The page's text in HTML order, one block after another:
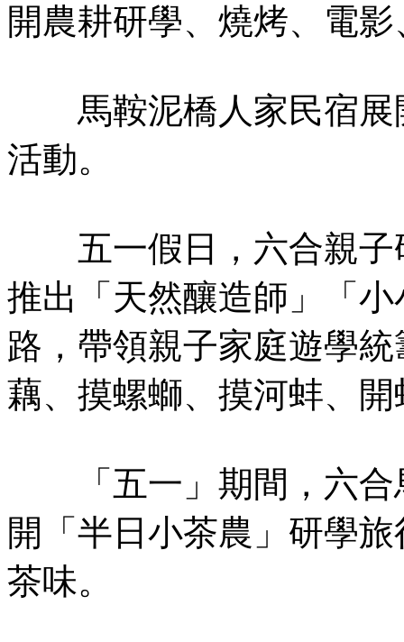
開農耕研學、燒烤、電
馬鞍泥橋人家民宿展
活動。
五一假日，六合親子
推出「天然釀造師」「
路，帶領親子家庭遊學
藕、摸螺螄、摸河蚌、
「五一」期間，六合
開「半日小茶農」研學
茶味。